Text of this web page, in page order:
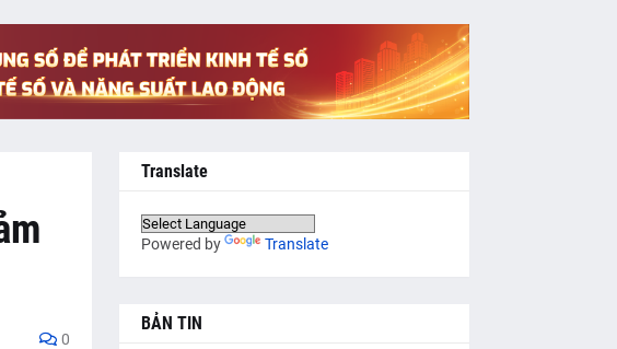
0
Translate
Powered by Translate
BẢN TIN